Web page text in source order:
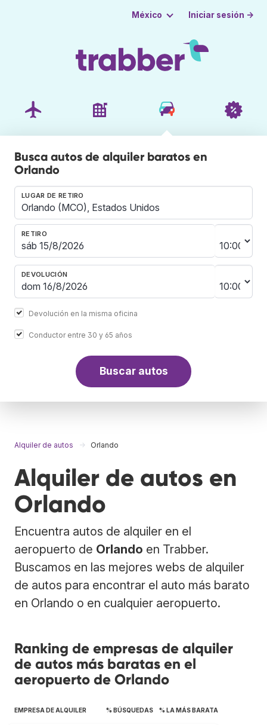
México Iniciar sesión →
Busca autos de alquiler baratos en
Orlando
LUGAR DE RETIRO
RETIRO
DEVOLUCIÓN
Devolución en la misma oficina
Conductor entre 30 y 65 años
Buscar autos
Alquiler de autos Orlando
Alquiler de autos en
Orlando
Encuentra autos de alquiler en el
aeropuerto de Orlando en Trabber.
Buscamos en las mejores webs de alquiler
de autos para encontrar el auto más barato
en Orlando o en cualquier aeropuerto.
Ranking de empresas de alquiler
de autos más baratas en el
aeropuerto de Orlando
EMPRESA DE ALQUILER % BÚSQUEDAS % LA MÁS BARATA